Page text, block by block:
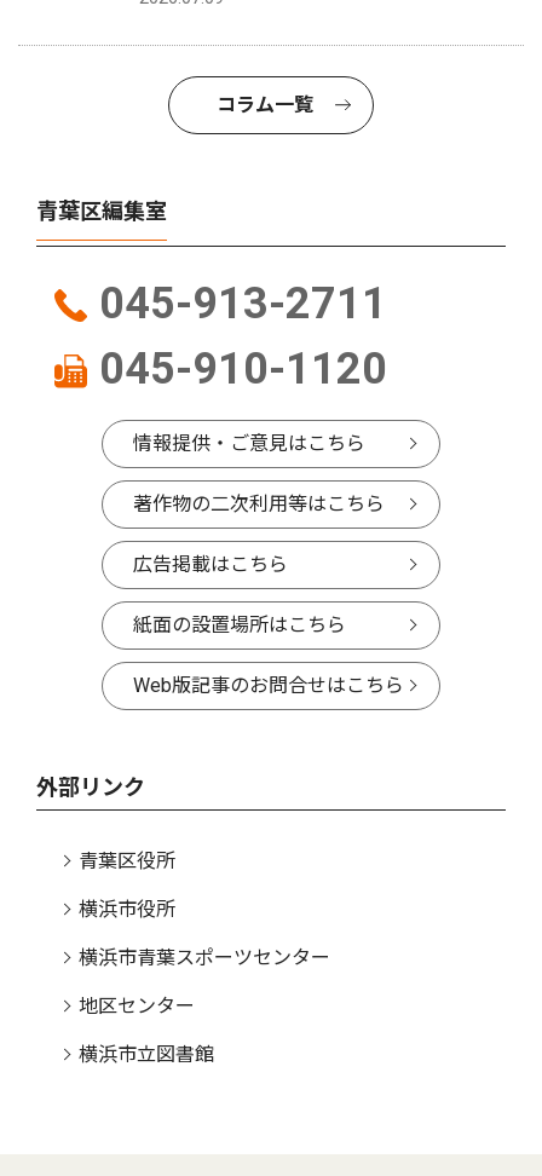
コラム一覧
青葉区編集室
045-913-2711
045-910-1120
情報提供・ご意見はこちら
著作物の二次利用等はこちら
広告掲載はこちら
紙面の設置場所はこちら
Web版記事のお問合せはこちら
外部リンク
青葉区役所
横浜市役所
横浜市青葉スポーツセンター
地区センター
横浜市立図書館